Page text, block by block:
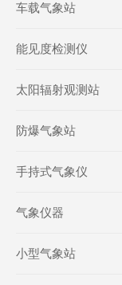
车载气象站
能见度检测仪
太阳辐射观测站
防爆气象站
手持式气象仪
气象仪器
小型气象站